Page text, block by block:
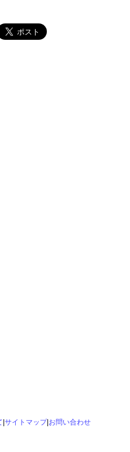
サイトマップ| お問い合わせ